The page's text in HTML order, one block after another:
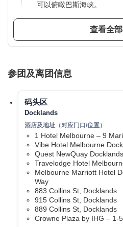
可以俯瞰巴斯海峡。
大洋路纪念碑
大洋路纪念碑是为了纪
返乡退伍军人而建立。
洛恩 (Lorne, AU)
洛恩位于澳大利亚大洋路
因其迷人的海滩、美味的
许多活动可以让您享受自
海钓和观鲸等
洛恩栈桥 (Lorne
洛恩栈桥位于大洋路小
湾，是钓鱼、散步与欣
邂逅野生海豹与鲸鱼。
阿波罗湾 (Apollo Bay,
阿波罗湾是大洋路中部的
有半月形白沙滩。可游泳
路必停的风景驿站。
查看全
参团及离团信息
码头区
Docklands
1 Hotel Melbourne – 9
Vibe Hotel Melbourne
Quest NewQuay
Travelodge Hotel
Melbourne Marriott Hotel
Way
883 Collins St, Docklands
915 Collins St, Docklands
889 Collins St, Docklands
Crowne Plaza by IHG – 1-